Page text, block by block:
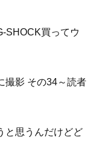
SHOCK買ってウ
撮影 その34～読者
と思うんだけどど